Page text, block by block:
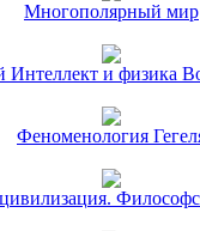
Многополярный мир
Интеллект и физика
Феноменология